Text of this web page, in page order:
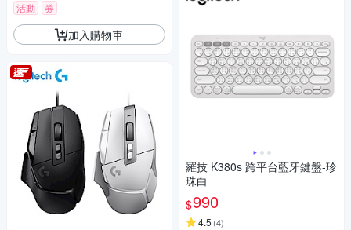
活動 券
加入購物車
羅技 K380s 跨平台藍牙鍵盤-珍
珠白
$990
4.5 (4)